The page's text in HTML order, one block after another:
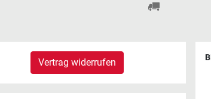
Vertrag widerrufen